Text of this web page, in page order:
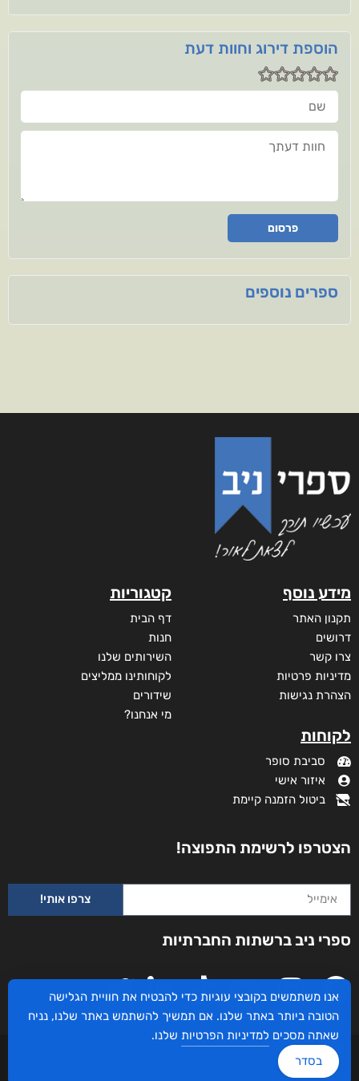
הוספת דירוג וחוות דעת
שם
חוות דעתך
פרסום
ספרים נוספים
מידע נוסף
תקנון האתר
דרושים
צרו קשר
מדיניות פרטיות
הצהרת נגישות
לקוחות
סביבת סופר
איזור אישי
ביטול הזמנה קיימת
קטגוריות
דף הבית
חנות
השירותים שלנו
לקוחותינו ממליצים
שידורים
מי אנחנו?
הצטרפו לרשימת התפוצה!
צרפו אותי!
ספרי ניב ברשתות החברתיות
עיצוב ובניית האתר: ספרי ניב © כל הזכויות שמורות. בוקסאי טכנולוגיות בע"מ שד אבא
אנו משתמשים בקובצי עוגיות כדי להבטיח את חוויית הגלישה
הטובה ביותר באתר שלנו. אם תמשיך להשתמש באתר שלנו, נניח
שאתה מסכים למדיניות הפרטיות שלנו.
בסדר